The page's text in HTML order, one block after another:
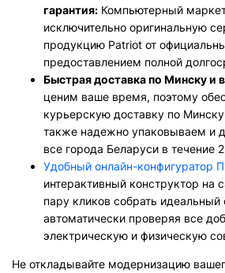
гарантия: Компьютерный
исключительно оригинальную
продукцию Patriot от
предоставлением полной
Быстрая доставка по Минску и
ценим ваше время, поэтому
курьерскую доставку по Минску
также надежно упаковываем и
все города Беларуси в течение
Удобный онлайн-конфигуратор
интерактивный конструктор на
пару кликов собрать
автоматически проверяя все
электрическую и физическую
Не откладывайте модернизацию